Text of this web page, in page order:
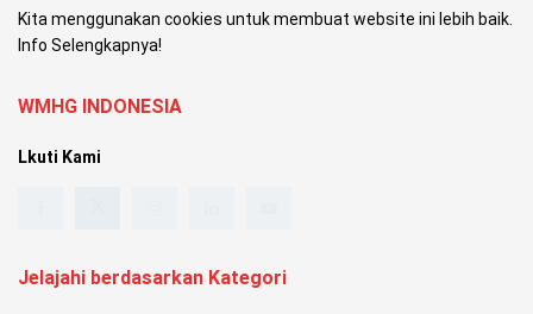
Kita menggunakan cookies untuk membuat website ini lebih baik.
Info Selengkapnya!
WMHG INDONESIA
Lkuti Kami
Jelajahi berdasarkan Kategori